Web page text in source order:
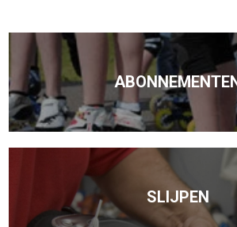
SLIJPEN